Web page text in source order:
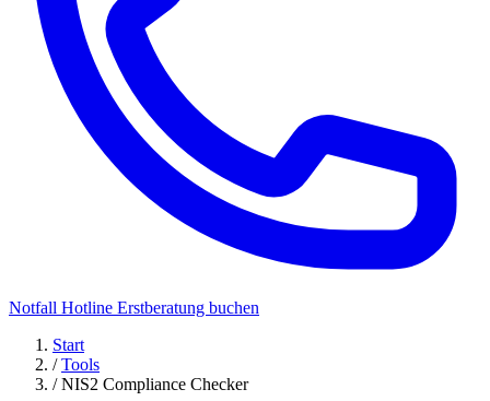
Notfall Hotline Erstberatung buchen
Start
/ Tools
/ NIS2 Compliance Checker